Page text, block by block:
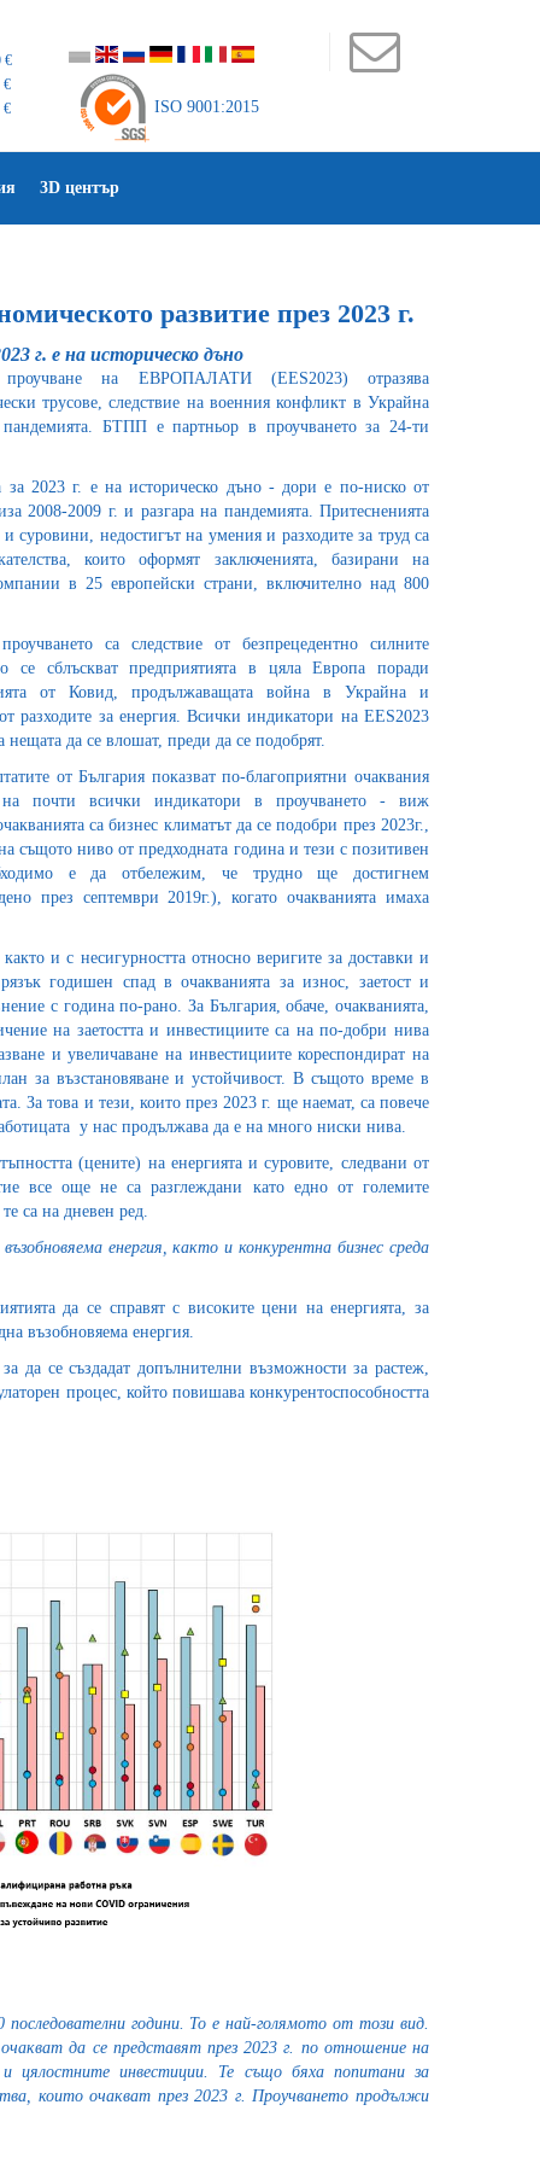
€
€
€
ISO 9001:2015
3D център
развитие през 2023 г.
г. е на историческо дъно
проучване на ЕВРОПАЛАТИ (EES2023) отразява
трусове, следствие на военния конфликт в Украйна
БТПП е партньор в проучването за 24-ти
за 2023 г. е на историческо дъно - дори е по-ниско от
2008-2009 г. и разгара на пандемията. Притесненията
суровини, недостигът на умения и разходите за труд са
които оформят заключенията, базирани на
в 25 европейски страни, включително над 800
са следствие от безпрецедентно силните
се сблъскват предприятията в цяла Европа поради
от Ковид, продължаващата война в Украйна и
разходите за енергия. Всички индикатори на EES2023
нещата да се влошат, преди да се подобрят.
от България показват по-благоприятни очаквания
почти всички индикатори в проучването - виж
са бизнес климатът да се подобри през 2023г.,
същото ниво от предходната година и тези с позитивен
е да отбележим, че трудно ще достигнем
през септември 2019г.), когато очакванията имаха
и с несигурността относно веригите за доставки и
годишен спад в очакванията за износ, заетост и
с година по-рано. За България, обаче, очакванията,
на заетостта и инвестициите са на по-добри нива
и увеличаване на инвестициите кореспондират на
за възстановяване и устойчивост. В същото време в
За това и тези, които през 2023 г. ще наемат, са повече
у нас продължава да е на много ниски нива.
(цените) на енергията и суровите, следвани от
все още не са разглеждани като едно от големите
са на дневен ред.
енергия, както и конкурентна бизнес среда
да се справят с високите цени на енергията, за
възобновяема енергия.
да се създадат допълнителни възможности за растеж,
процес, който повишава конкурентоспособността
години. То е най-голямото от този вид.
да се представят през 2023 г. по отношение на
цялостните инвестиции. Те също бяха попитани за
които очакват през 2023 г. Проучването продължи